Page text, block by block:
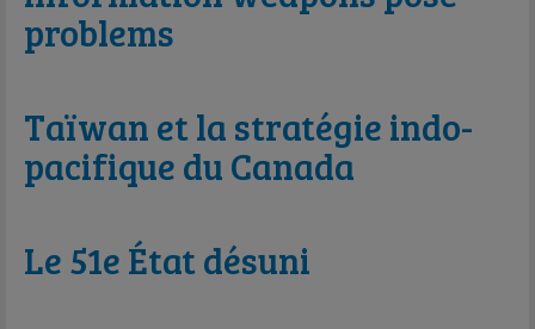
problems
Taïwan et la stratégie indo-
pacifique du Canada
Le 51e État désuni